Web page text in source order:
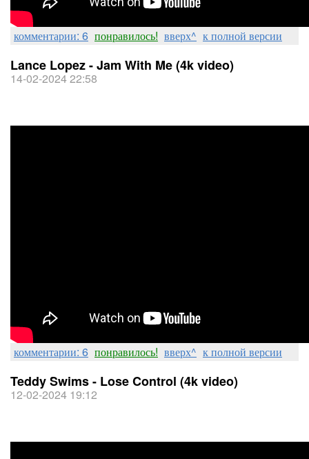
комментарии: 6 понравилось! вверх^ к полной версии
Lance Lopez - Jam With Me (4k video)
14-02-2024 22:58
комментарии: 6 понравилось! вверх^ к полной версии
Teddy Swims - Lose Control (4k video)
12-02-2024 19:12